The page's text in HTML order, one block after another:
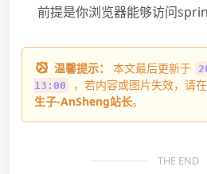
前提是你浏览器能够访问
温馨提示： 本文最后更新于
13:00
，若内容或图片失效，请
生子-AnSheng站长。
THE END